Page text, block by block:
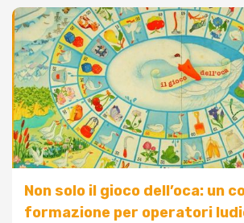
Non solo il gioco dell’oca: un
formazione per operatori